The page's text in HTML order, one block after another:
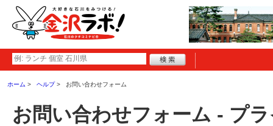
ホーム ヘルプ お問い合わせフォーム
お問い合わせフォーム - プ